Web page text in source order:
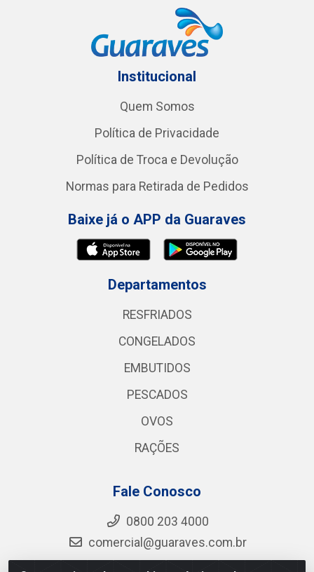
Institucional
Quem Somos
Política de Privacidade
Política de Troca e Devolução
Normas para Retirada de Pedidos
Baixe já o APP da Guaraves
Departamentos
RESFRIADOS
CONGELADOS
EMBUTIDOS
PESCADOS
OVOS
RAÇÕES
Fale Conosco
0800 203 4000
comercial@guaraves.com.br